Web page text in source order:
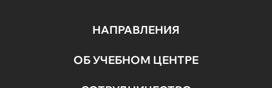
НАПРАВЛЕНИЯ
ОБ УЧЕБНОМ ЦЕНТРЕ